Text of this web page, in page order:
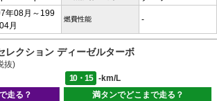
年08月～199
月
燃費性能 -
レクション ディーゼルターボ
抜)
10・15
-km/L
走る？
満タンでどこまで走る？